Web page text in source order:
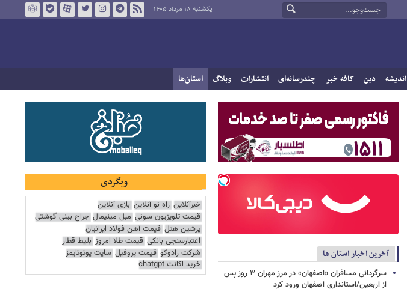
یکشنبه ۱۸ مرداد ۱۴۰۵
اندیشه دین کافه خبر چندرسانه‌ای انتشارات وبلاگ استان‌ها
آخرین اخبار استان ها
سرگردانی مسافران «اصفهان» در مرز مهران ۳ روز پس
از اربعین/استانداری اصفهان ورود کرد
وبگردی
خبرآنلاین راه نو آنلاین بازی آنلاین
قیمت تلویزیون سونی مبل مینیمال جراح بینی گوشتی
پرشین هتل قیمت آهن فولاد ایرانیان
اعتبارسنجی بانکی قیمت طلا امروز بلیط قطار
شرکت رادوکو قیمت پروفیل سایت یوتوتایمز
خرید اکانت chatgpt